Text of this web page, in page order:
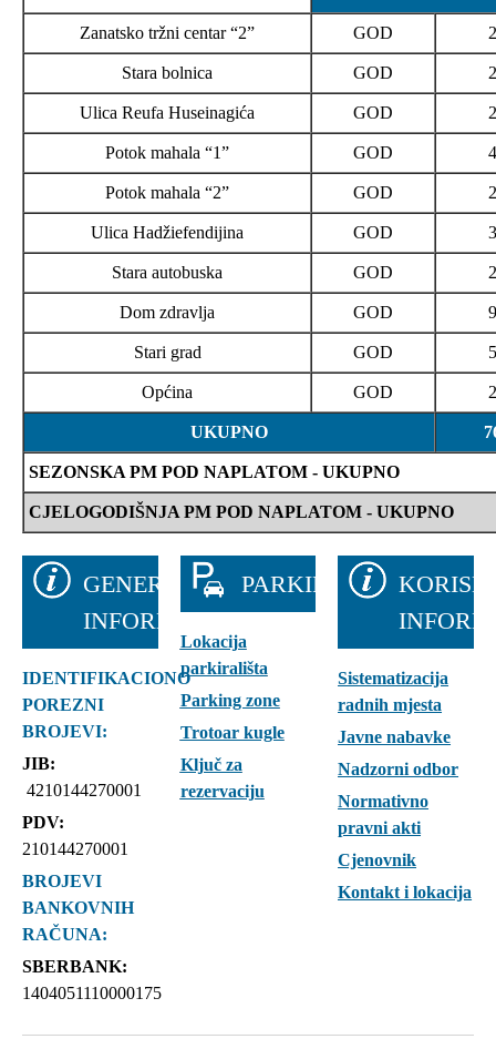
Zanatsko tržni centar “2” GOD
Stara bolnica GOD
Ulica Reufa Huseinagića GOD
Potok mahala “1” GOD
Potok mahala “2” GOD
Ulica Hadžiefendijina GOD
Stara autobuska GOD
Dom zdravlja GOD
Stari grad GOD
Općina GOD
UKUPNO
SEZONSKA PM POD NAPLATOM - UKUPNO
CJELOGODIŠNJA PM POD NAPLATOM - UKUPNO
GENERALNE
INFORMACIJE
IDENTIFIKACIONO
POREZNI
BROJEVI:
JIB:
4210144270001
PDV:
210144270001
BROJEVI
BANKOVNIH
RAČUNA:
SBERBANK:
1404051110000175
PARKIRALIŠTA
Lokacija
parkirališta
Parking zone
Trotoar kugle
Ključ za
rezervaciju
Sistematizacija
radnih mjesta
Javne nabavke
Nadzorni odbor
Normativno
pravni akti
Cjenovnik
Kontakt i lokacija